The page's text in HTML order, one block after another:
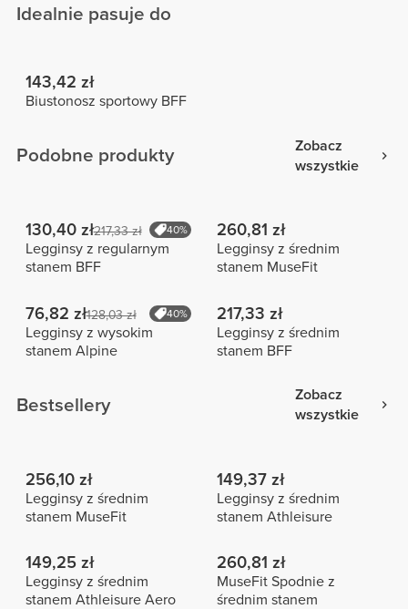
Idealnie pasuje do
143,42 zł
Biustonosz sportowy BFF
Podobne produkty
Zobacz
wszystkie
130,40 zł217,33 zł 40%
Legginsy z regularnym
stanem BFF
260,81 zł
Legginsy z średnim
stanem MuseFit
76,82 zł128,03 zł 40%
Legginsy z wysokim
stanem Alpine
217,33 zł
Legginsy z średnim
stanem BFF
Bestsellery
Zobacz
wszystkie
256,10 zł
Legginsy z średnim
stanem MuseFit
149,37 zł
Legginsy z średnim
stanem Athleisure
149,25 zł
Legginsy z średnim
stanem Athleisure Aero
260,81 zł
MuseFit Spodnie z
średnim stanem